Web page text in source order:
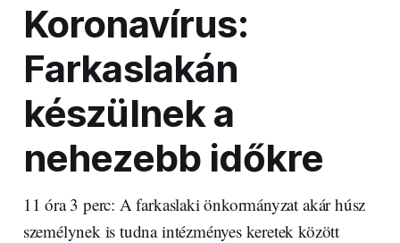
Koronavírus:
Farkaslakán
készülnek a
nehezebb időkre
11 óra 3 perc: A farkaslaki önkormányzat akár húsz
személynek is tudna intézményes keretek között